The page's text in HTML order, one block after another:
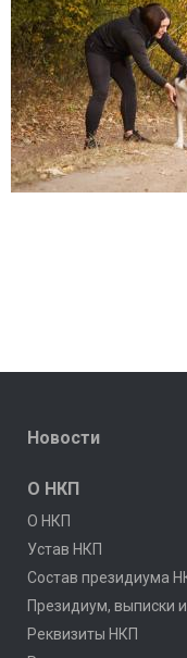
Новости
О НКП
О НКП
Устав НКП
Состав президиума
Президиум, выписки
Реквизиты НКП